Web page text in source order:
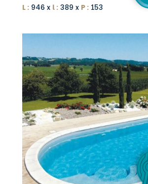
L :946 x l :389 x P :153